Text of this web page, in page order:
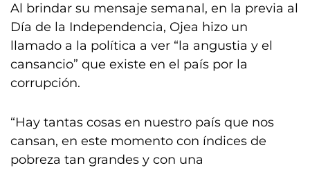
Al brindar su mensaje semanal, en la previa al
Día de la Independencia, Ojea hizo un
llamado a la política a ver “la angustia y el
cansancio” que existe en el país por la
corrupción.
“Hay tantas cosas en nuestro país que nos
cansan, en este momento con índices de
pobreza tan grandes y con una